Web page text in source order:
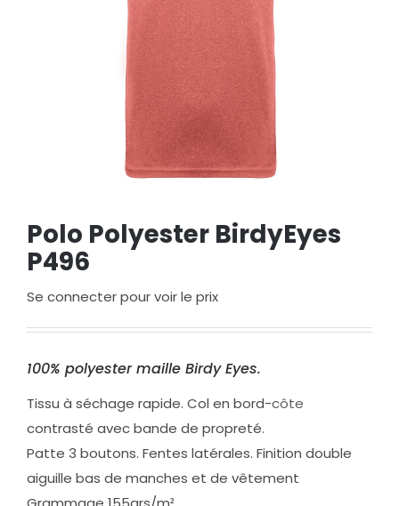
Polo Polyester BirdyEyes
P496
Se connecter pour voir le prix
100% polyester maille Birdy Eyes.
Tissu à séchage rapide. Col en bord-côte
contrasté avec bande de propreté.
Patte 3 boutons. Fentes latérales. Finition double
aiguille bas de manches et de vêtement